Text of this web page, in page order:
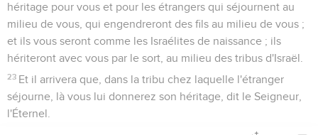
héritage pour vous et pour les étrangers qui séjournent au
milieu de vous, qui engendreront des fils au milieu de vous ;
et ils vous seront comme les Israélites de naissance ; ils
hériteront avec vous par le sort, au milieu des tribus d'Israël.
23 Et il arrivera que, dans la tribu chez laquelle l'étranger
séjourne, là vous lui donnerez son héritage, dit le Seigneur,
l'Éternel.